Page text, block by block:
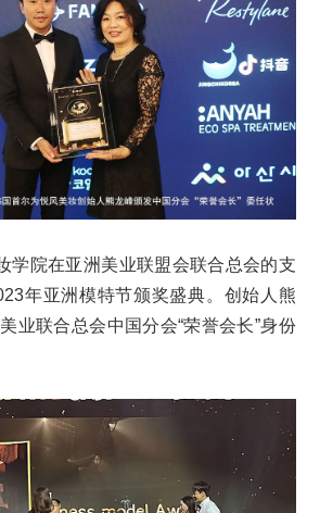
学院在亚洲美业联盟会联合总会的支
年亚洲模特节颁奖盛典。创始人熊
业联合总会中国分会“荣誉会长”身份